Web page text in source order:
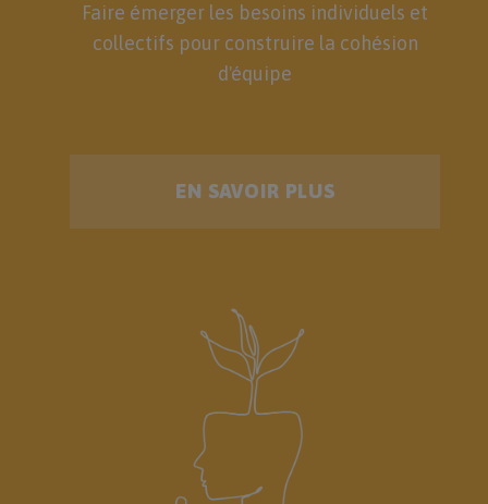
Faire émerger les besoins individuels et
collectifs pour construire la cohésion
d'équipe
EN SAVOIR PLUS